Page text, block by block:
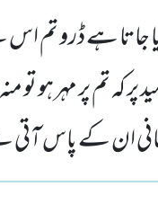
جاتا ہے ڈرو تم
کہ تم پر مہر ہو
ان کے پاس آتی